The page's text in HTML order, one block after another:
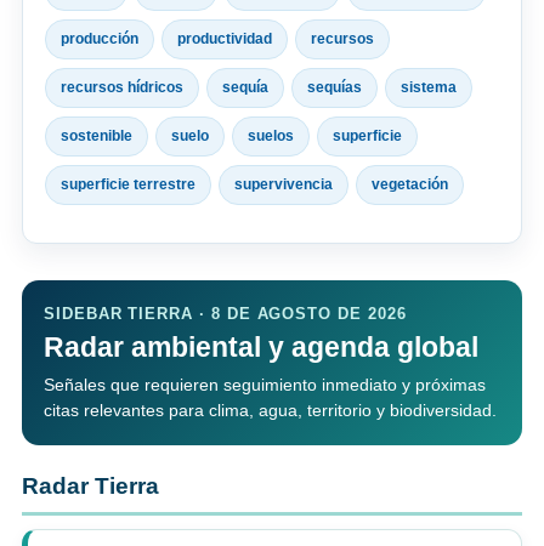
producción productividad recursos
recursos hídricos sequía sequías sistema
sostenible suelo suelos superficie
superficie terrestre supervivencia vegetación
SIDEBAR TIERRA · 8 DE AGOSTO DE 2026
Radar ambiental y agenda global
Señales que requieren seguimiento inmediato y próximas
citas relevantes para clima, agua, territorio y biodiversidad.
Radar Tierra